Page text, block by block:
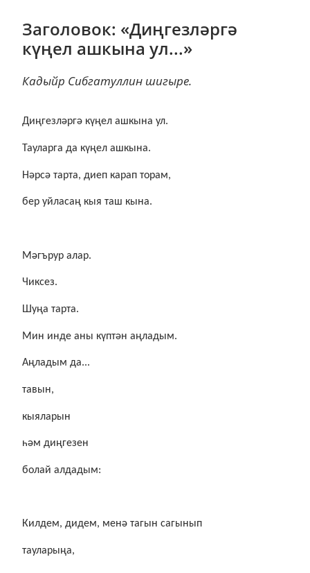
Заголовок: «Диңгезләргә
күңел ашкына ул...»
Кадыйр Сибгатуллин шигыре.
Диңгезләргә күңел ашкына ул.
Тауларга да күңел ашкына.
Нәрсә тарта, диеп карап торам,
бер уйласаң кыя таш кына.
Мәгърур алар.
Чиксез.
Шуңа тарта.
Мин инде аны күптән аңладым.
Аңладым да...
тавын,
кыяларын
һәм диңгезен
болай алдадым:
Килдем, дидем, менә тагын сагынып
тауларыңа,